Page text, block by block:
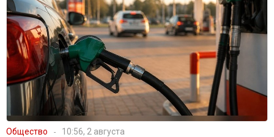
Общество 10:56, 2 августа